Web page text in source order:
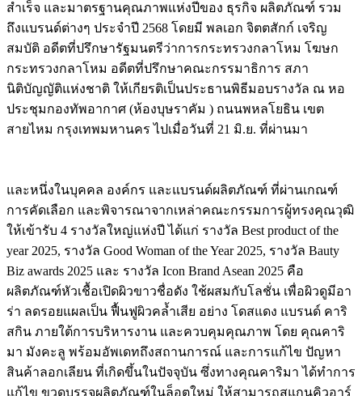
สำเร็จ และมาตรฐานคุณภาพแห่งปีของ ธุรกิจ ผลิตภัณฑ์ รวม
ถึงแบรนด์ต่างๆ ประจำปี 2568 โดยมี พลเอก จิตตสักก์ เจริญ
สมบัติ อดีตที่ปรึกษารัฐมนตรีว่าการกระทรวงกลาโหม โฆษก
กระทรวงกลาโหม อดีตที่ปรึกษาคณะกรรมาธิการ สภา
นิติบัญญัติแห่งชาติ ให้เกียรติเป็นประธานพิธีมอบรางวัล ณ หอ
ประชุมกองทัพอากาศ (ห้องบุษราคัม ) ถนนพหลโยธิน เขต
สายไหม กรุงเทพมหานคร ไปเมื่อวันที่ 21 มิ.ย. ที่ผ่านมา
และหนึ่งในบุคคล องค์กร และแบรนด์ผลิตภัณฑ์ ที่ผ่านเกณฑ์
การคัดเลือก และพิจารณาจากเหล่าคณะกรรมการผู้ทรงคุณวุฒิ
ให้เข้ารับ 4 รางวัลใหญ่แห่งปี ได้แก่ รางวัล Best product of the
year 2025, รางวัล Good Woman of the Year 2025, รางวัล Bauty
Biz awards 2025 และ รางวัล Icon Brand Asean 2025 คือ
ผลิตภัณฑ์หัวเชื้อเปิดผิวขาวชื่อดัง ใช้ผสมกับโลชั่น เพื่อผิวดูมีอา
ร่า ลดรอยแผลเป็น ฟื้นฟูผิวคล้ำเสีย อย่าง โดสแดง แบรนด์ คาริ
สกิน ภายใต้การบริหารงาน และควบคุมคุณภาพ โดย คุณคาริ
มา มังคะลู พร้อมอัพเดทถึงสถานการณ์ และการแก้ไข ปัญหา
สินค้าลอกเลียน ที่เกิดขึ้นในปัจจุบัน ซึ่งทางคุณคาริมา ได้ทำการ
แก้ไข ขวดบรรจุผลิตภัณฑ์ในล็อตใหม่ ให้สามารถสแกนคิวอาร์